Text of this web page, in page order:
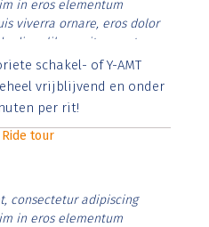
in eros elementum
viverra ornare, eros dolor
diam libero vitae erat.
cursus id rutrum lorem
risus tristique posuere.
schakel- of Y-AMT
vrijblijvend en onder
per rit!
Ride tour
consectetur adipiscing
in eros elementum